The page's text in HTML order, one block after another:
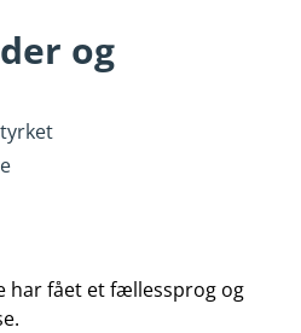
og
har fået et fællessprog og